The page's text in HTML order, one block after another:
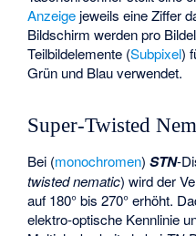
Anzeige jeweils eine Ziffer
Bildschirm werden pro
Teilbildelemente (Subpixel)
Grün und Blau verwendet.
Super-Twisted
Bei (monochromen)STN-
twisted nematic) wird der
auf 180° bis 270° erhöht.
elektro-optische Kennlinie